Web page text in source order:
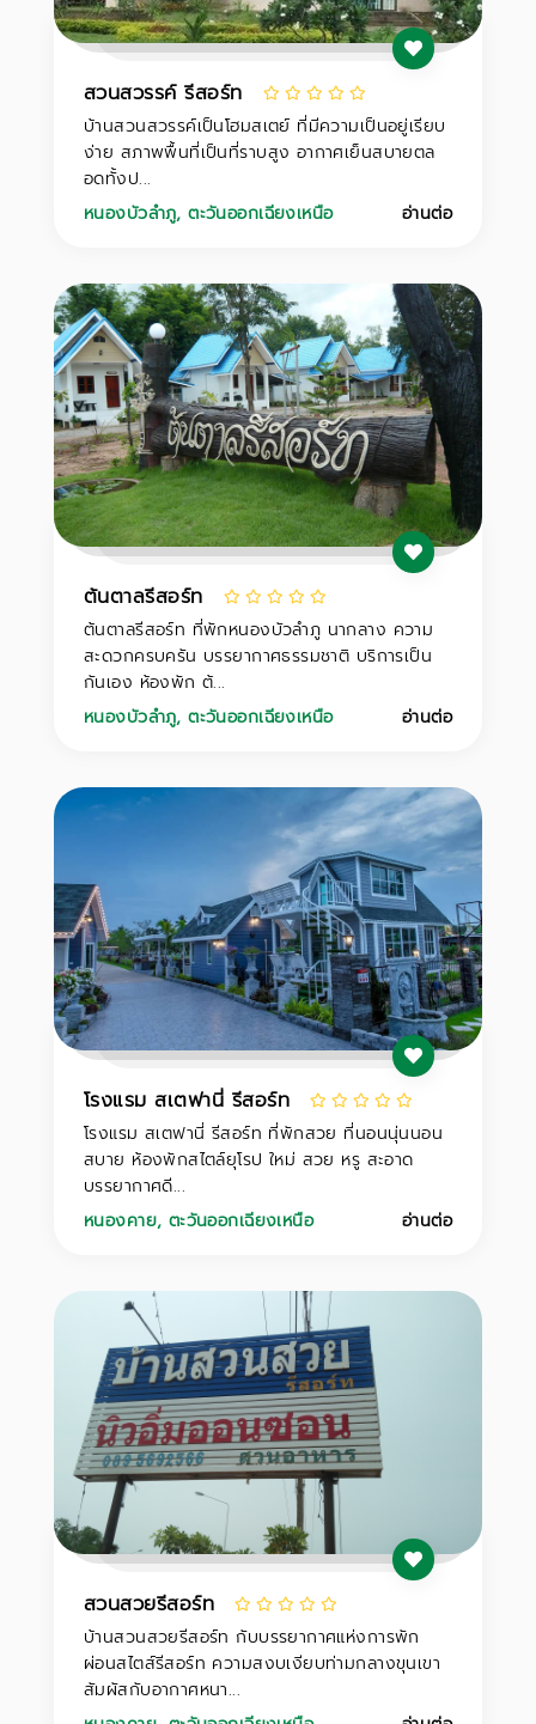
สวนสวรรค์ รีสอร์ท
บ้านสวนสวรรค์เป็นโฮมสเตย์ ที่มีความเป็นอยู่เรียบ
ง่าย สภาพพื้นที่เป็นที่ราบสูง อากาศเย็นสบายตล
อดทั้งป...
หนองบัวลำภู,ตะวันออกเฉียงเหนือ อ่านต่อ
ต้นตาลรีสอร์ท
ต้นตาลรีสอร์ท ที่พักหนองบัวลำภู นากลาง ความ
สะดวกครบครัน บรรยากาศธรรมชาติ บริการเป็น
กันเอง ห้องพัก ต้...
หนองบัวลำภู,ตะวันออกเฉียงเหนือ อ่านต่อ
โรงแรม สเตฟานี่ รีสอร์ท
โรงแรม สเตฟานี่ รีสอร์ท ที่พักสวย ที่นอนนุ่นนอน
สบาย ห้องพักสไตล์ยุโรป ใหม่ สวย หรู สะอาด
บรรยากาศดี...
หนองคาย, ตะวันออกเฉียงเหนือ อ่านต่อ
สวนสวยรีสอร์ท
บ้านสวนสวยรีสอร์ท กับบรรยากาศแห่งการพัก
ผ่อนสไตส์รีสอร์ท ความสงบเงียบท่ามกลางขุนเขา
สัมผัสกับอากาศหนา...